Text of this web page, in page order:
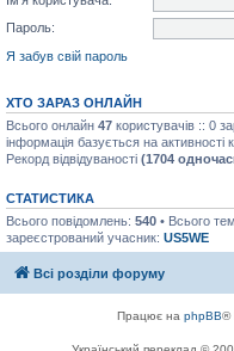
Пароль:
Я забув свій пароль
ХТО ЗАРАЗ ОНЛАЙН
Всього онлайн 47 користувачів :: 0
інформація базується на активності
Рекорд відвідуваності (1704
СТАТИСТИКА
Всього повідомлень: 540 • Всього
зареєстрований учасник: US5WE
Всі розділи форуму
Працює на phpBB®